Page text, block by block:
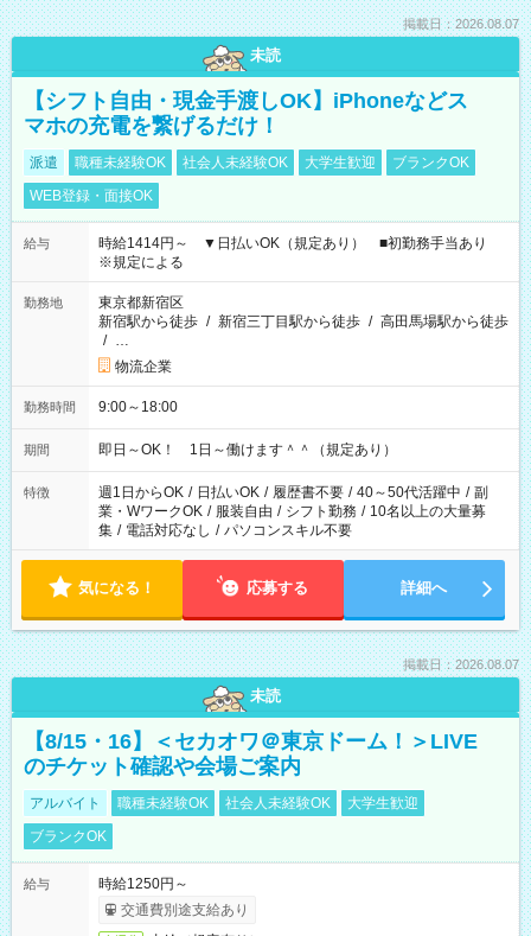
掲載日：2026.08.07
未読
【シフト自由・現金手渡しOK】iPhoneなどス
マホの充電を繋げるだけ！
派遣 職種未経験OK 社会人未経験OK 大学生歓迎
ブランクOK
WEB登録・面接OK
給与
時給1414円～ ▼日払いOK（規定あり） ■初勤務手当あり
※規定による
勤務地
東京都新宿区
新宿駅から徒歩 / 新宿三丁目駅から徒歩 / 高田馬場駅から徒歩
/ …
物流企業
勤務時間 9:00～18:00
期間 即日～OK！ 1日～働けます＾＾（規定あり）
特徴 週1日からOK / 日払いOK / 履歴書不要 / 40～50代活躍中 / 副
業・WワークOK / 服装自由 / シフト勤務 / 10名以上の大量募
集 / 電話対応なし / パソコンスキル不要
気になる！ 応募する 詳細へ
掲載日：2026.08.07
未読
【8/15・16】＜セカオワ＠東京ドーム！＞LIVE
のチケット確認や会場ご案内
アルバイト 職種未経験OK 社会人未経験OK
大学生歓迎
ブランクOK
給与
時給1250円～
交通費別途支給あり